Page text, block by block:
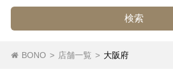
検索
BONO > 店舗一覧 > 大阪府
北海道 北海道
パスタ ピザ